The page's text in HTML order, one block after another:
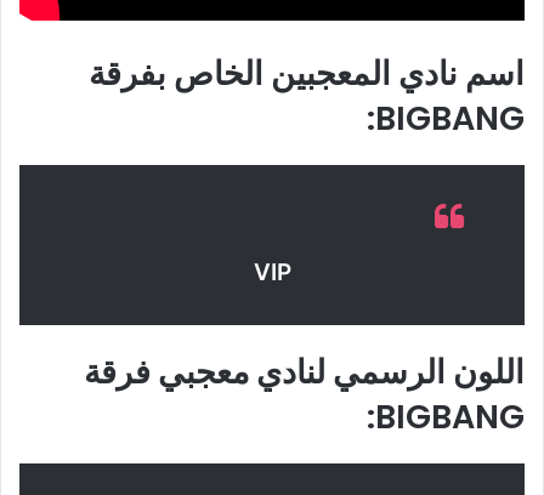
اسم نادي المعجبين الخاص بفرقة
BIGBANG:
VIP
اللون الرسمي لنادي معجبي فرقة
BIGBANG: